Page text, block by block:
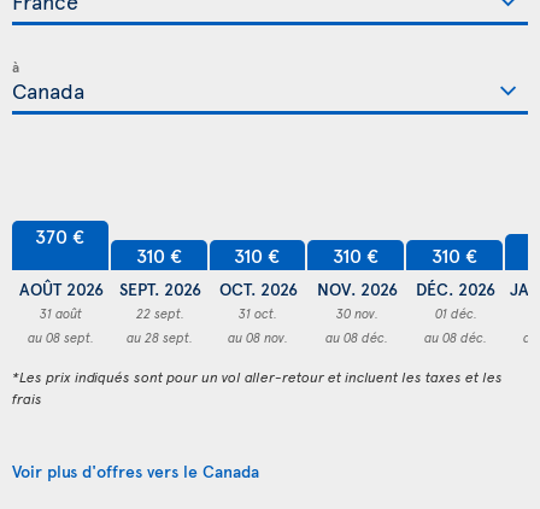
à
370 €
AOÛT 2026
31 août
au 08 sept.
310 €
SEPT. 2026
22 sept.
au 28 sept.
310 €
OCT. 2026
31 oct.
au 08 nov.
310 €
NOV. 2026
30 nov.
au 08 déc.
310 €
DÉC. 2026
01 déc.
au 08 déc.
*Les prix indiqués sont pour un vol aller-retour et incluent les taxes et les
frais
Voir plus d'offres vers le Canada